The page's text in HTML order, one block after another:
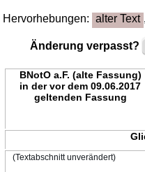
Hervorhebungen: alter Text ,
Änderung verpasst?
BNotO a.F. (alte Fassung)
in der vor dem 09.06.2017
geltenden Fassung
(Textabschnitt unverändert)